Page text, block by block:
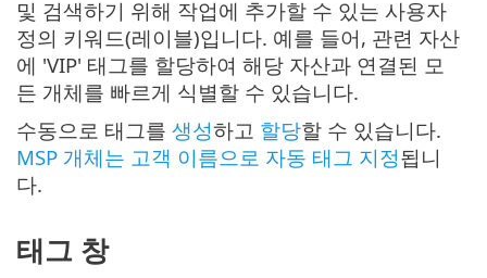
및 검색하기 위해 작업에 추가할 수 있는 사용자
정의 키워드(레이블)입니다. 예를 들어, 관련 자산
에 'VIP' 태그를 할당하여 해당 자산과 연결된 모
든 개체를 빠르게 식별할 수 있습니다.
수동으로 태그를 생성하고 할당할 수 있습니다.
MSP 개체는 고객 이름으로 자동 태그 지정됩니
다.
태그 창